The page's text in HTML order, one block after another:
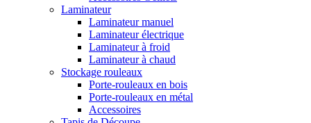
Laminateur
Laminateur manuel
Laminateur électrique
Laminateur à froid
Laminateur à chaud
Stockage rouleaux
Porte-rouleaux en bois
Porte-rouleaux en métal
Accessoires